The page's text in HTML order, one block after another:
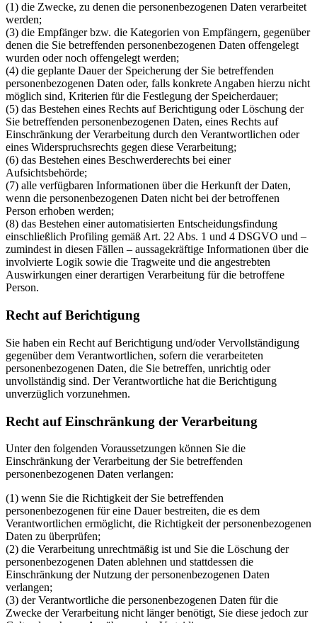
(1) die Zwecke, zu denen die personenbezogenen Daten verarbeitet
werden;
(3) die Empfänger bzw. die Kategorien von Empfängern, gegenüber
denen die Sie betreffenden personenbezogenen Daten offengelegt
wurden oder noch offengelegt werden;
(4) die geplante Dauer der Speicherung der Sie betreffenden
personenbezogenen Daten oder, falls konkrete Angaben hierzu nicht
möglich sind, Kriterien für die Festlegung der Speicherdauer;
(5) das Bestehen eines Rechts auf Berichtigung oder Löschung der
Sie betreffenden personenbezogenen Daten, eines Rechts auf
Einschränkung der Verarbeitung durch den Verantwortlichen oder
eines Widerspruchsrechts gegen diese Verarbeitung;
(6) das Bestehen eines Beschwerderechts bei einer
Aufsichtsbehörde;
(7) alle verfügbaren Informationen über die Herkunft der Daten,
wenn die personenbezogenen Daten nicht bei der betroffenen
Person erhoben werden;
(8) das Bestehen einer automatisierten Entscheidungsfindung
einschließlich Profiling gemäß Art. 22 Abs. 1 und 4 DSGVO und –
zumindest in diesen Fällen – aussagekräftige Informationen über die
involvierte Logik sowie die Tragweite und die angestrebten
Auswirkungen einer derartigen Verarbeitung für die betroffene
Person.
Recht auf Berichtigung
Sie haben ein Recht auf Berichtigung und/oder Vervollständigung
gegenüber dem Verantwortlichen, sofern die verarbeiteten
personenbezogenen Daten, die Sie betreffen, unrichtig oder
unvollständig sind. Der Verantwortliche hat die Berichtigung
unverzüglich vorzunehmen.
Recht auf Einschränkung der Verarbeitung
Unter den folgenden Voraussetzungen können Sie die
Einschränkung der Verarbeitung der Sie betreffenden
personenbezogenen Daten verlangen:
(1) wenn Sie die Richtigkeit der Sie betreffenden
personenbezogenen für eine Dauer bestreiten, die es dem
Verantwortlichen ermöglicht, die Richtigkeit der personenbezogenen
Daten zu überprüfen;
(2) die Verarbeitung unrechtmäßig ist und Sie die Löschung der
personenbezogenen Daten ablehnen und stattdessen die
Einschränkung der Nutzung der personenbezogenen Daten
verlangen;
(3) der Verantwortliche die personenbezogenen Daten für die
Zwecke der Verarbeitung nicht länger benötigt, Sie diese jedoch zur